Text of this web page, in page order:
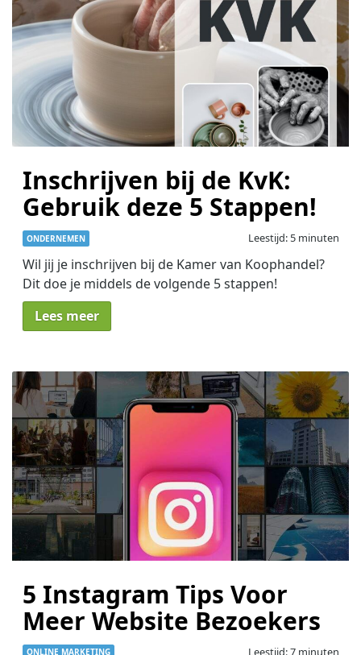
Inschrijven bij de KvK:
Gebruik deze 5 Stappen!
ONDERNEMEN Leestijd: 5 minuten
Wil jij je inschrijven bij de Kamer van Koophandel?
Dit doe je middels de volgende 5 stappen!
Lees meer
5 Instagram Tips Voor
Meer Website Bezoekers
ONLINE MARKETING Leestijd: 7 minuten